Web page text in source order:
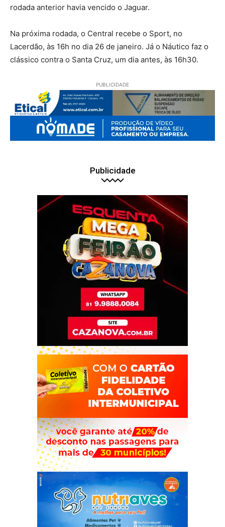
rodada anterior havia vencido o Jaguar.
Na próxima rodada, o Central recebe o Sport, no
Lacerdão, às 16h no dia 26 de janeiro. Já o Náutico faz o
clássico contra o Santa Cruz, um dia antes, às 16h30.
PUBLICIDADE
Publicidade